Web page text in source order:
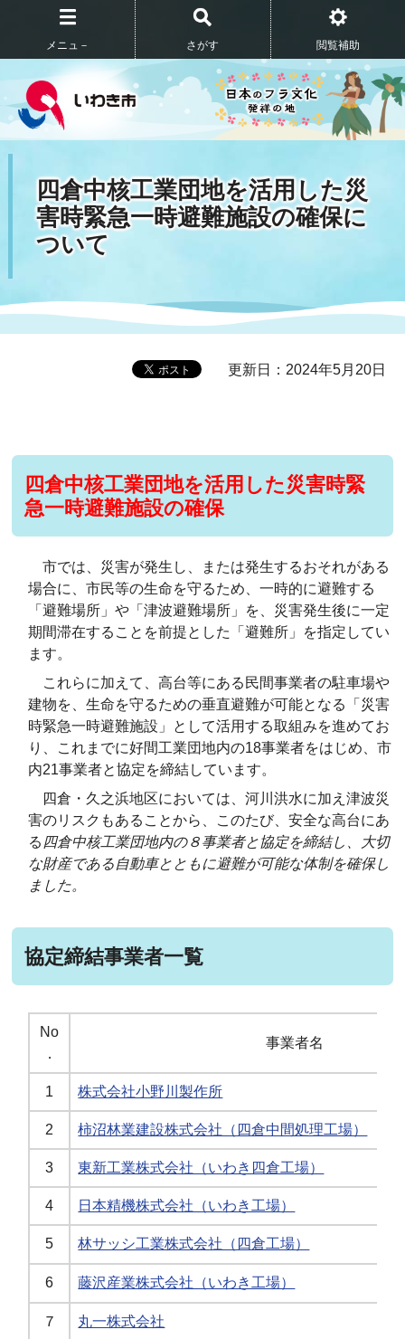
メニュ－ さがす 閲覧補助
四倉中核工業団地を活用した災
害時緊急一時避難施設の確保に
ついて
更新日：2024年5月20日
四倉中核工業団地を活用した災害時緊
急一時避難施設の確保
市では、災害が発生し、または発生するおそれがある
場合に、市民等の生命を守るため、一時的に避難する
「避難場所」や「津波避難場所」を、災害発生後に一定
期間滞在することを前提とした「避難所」を指定してい
ます。
これらに加えて、高台等にある民間事業者の駐車場や
建物を、生命を守るための垂直避難が可能となる「災害
時緊急一時避難施設」として活用する取組みを進めてお
り、これまでに好間工業団地内の18事業者をはじめ、市
内21事業者と協定を締結しています。
四倉・久之浜地区においては、河川洪水に加え津波災
害のリスクもあることから、このたび、安全な高台にあ
る 四倉中核工業団地内の８事業者と協定を締結し、大切
な財産である自動車とともに避難が可能な体制を確保し
ました。
協定締結事業者一覧
No
．
事業者名
1 株式会社小野川製作所
2 柿沼林業建設株式会社（四倉中間処理工場）
3 東新工業株式会社（いわき四倉工場）
4 日本精機株式会社（いわき工場）
5 林サッシ工業株式会社（四倉工場）
6 藤沢産業株式会社（いわき工場）
７ 丸一株式会社